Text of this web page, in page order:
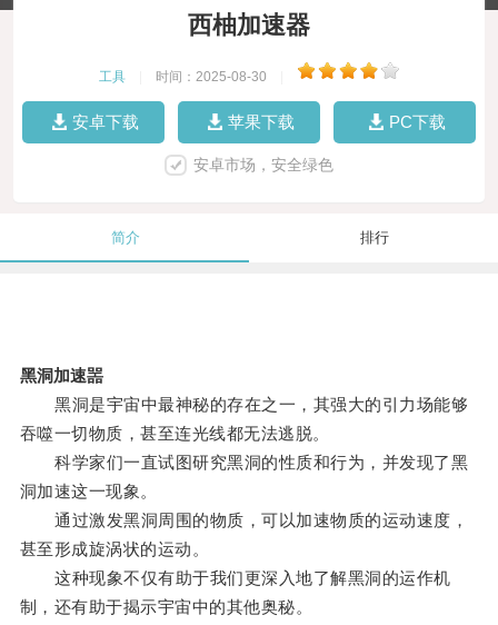
西柚加速器
工具 时间：2025-08-30
安卓下载 苹果下载 PC下载
安卓市场，安全绿色
简介 排行
黑洞加速噐
黑洞是宇宙中最神秘的存在之一，其强大的引力场能够
吞噬一切物质，甚至连光线都无法逃脱。
科学家们一直试图研究黑洞的性质和行为，并发现了黑
洞加速这一现象。
通过激发黑洞周围的物质，可以加速物质的运动速度，
甚至形成旋涡状的运动。
这种现象不仅有助于我们更深入地了解黑洞的运作机
制，还有助于揭示宇宙中的其他奥秘。